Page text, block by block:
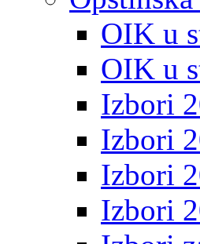
OIK u
OIK u
Izbori
Izbori
Izbori
Izbori